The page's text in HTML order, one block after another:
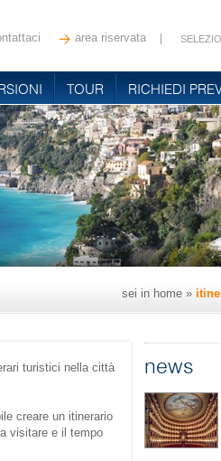
area riservata
TOUR RICHIEDI
sei in home »
turistici nella città
creare un itinerario
visitare e il tempo
news